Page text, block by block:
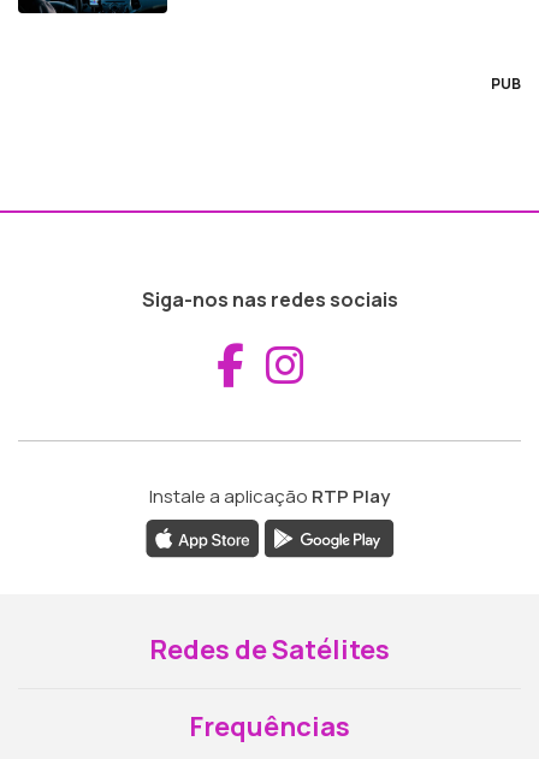
PUB
Siga-nos nas redes sociais
Aceder ao
Instale a aplicação RTP Play
Redes de Satélites
Frequências